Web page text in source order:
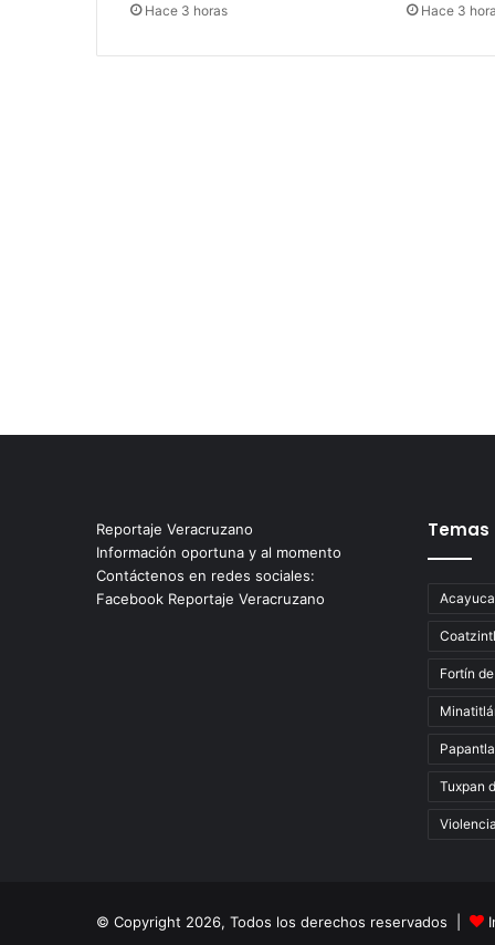
Hace 3 horas Hace 3
Reportaje Veracruzano
Información oportuna y al momento
Contáctenos en redes sociales:
Facebook Reportaje Veracruzano
Temas
Fortín
Papantla
Tuxpan
Violencia
© Copyright 2026, Todos los derechos reservados |